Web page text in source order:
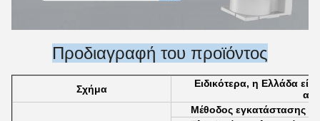
Προδιαγραφή του προϊόντος
Σχήμα
Ειδικότερα, η Ελλάδα
Μέθοδος εγκατάστασης